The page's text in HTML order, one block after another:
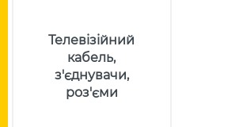
Телевізійний
кабель,
з'єднувачи,
роз'єми